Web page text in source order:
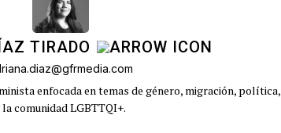
TIRADO
enfocada en temas de género, migración, política,
comunidad LGBTTQI+.